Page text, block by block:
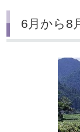
6月から8